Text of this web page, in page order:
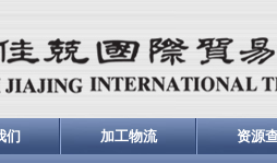
们 加工物流 资源